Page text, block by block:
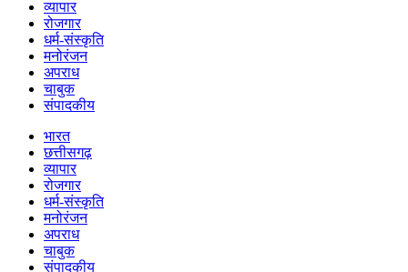
व्यापार
रोजगार
धर्म-संस्कृति
मनोरंजन
अपराध
चाबुक
संपादकीय
भारत
छत्तीसगढ़
व्यापार
रोजगार
धर्म-संस्कृति
मनोरंजन
अपराध
चाबुक
संपादकीय